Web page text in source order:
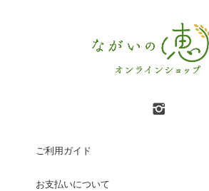
ご利用ガイド
お支払いについて